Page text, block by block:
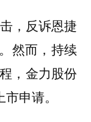
，反诉恩捷
然而，持续
，金力股份
申请。